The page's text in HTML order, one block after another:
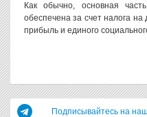
Как обычно, основная
обеспечена за счет налога
прибыль и единого
Подписывайтесь на